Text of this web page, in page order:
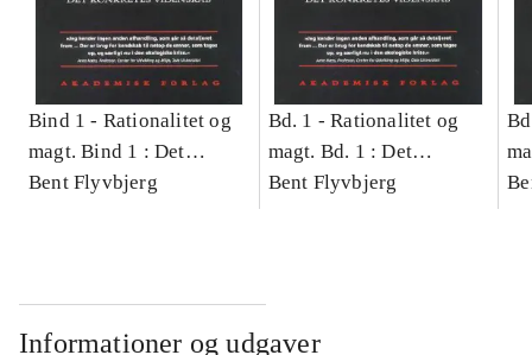
Bind 1 - Rationalitet og
magt. Bind 1 : Det
konkretes videnskab
Bent Flyvbjerg
Bd. 1 -Rationalitet og
magt. Bd. 1 : Det
konkretes videnskab
Bent Flyvbjerg
Informationer og udgaver